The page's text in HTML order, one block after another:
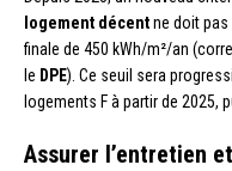
logement décentne doit pas
finale de 450 kWh/m²/an
le DPE). Ce seuil sera
logements F à partir de 2025,
Assurer l’entretien